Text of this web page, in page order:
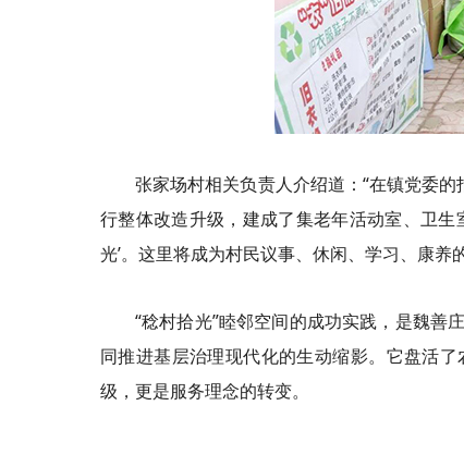
张家场村相关负责人介绍道：“在镇党委的
行整体改造升级，建成了集老年活动室、卫
光’。这里将成为村民议事、休闲、学习、康养
“稔村拾光”睦邻空间的成功实践，是魏善
同推进基层治理现代化的生动缩影。它盘活
级，更是服务理念的转变。